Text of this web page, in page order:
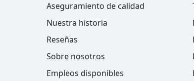
Aseguramiento de calidad
Nuestra historia
Reseñas
Sobre nosotros
Empleos disponibles